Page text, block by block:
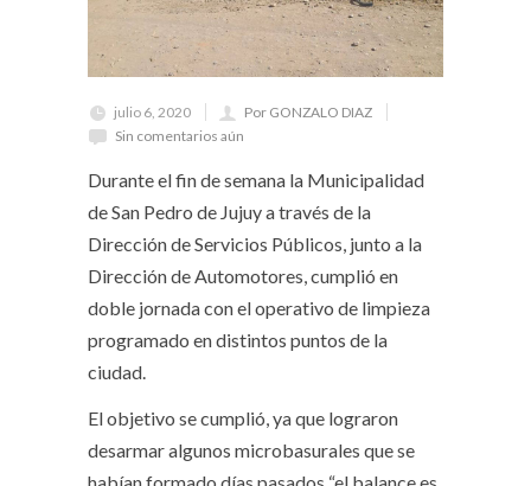
julio 6, 2020
Por GONZALO DIAZ
Sin comentarios aún
Durante el fin de semana la Municipalidad
de San Pedro de Jujuy a través de la
Dirección de Servicios Públicos, junto a la
Dirección de Automotores, cumplió en
doble jornada con el operativo de limpieza
programado en distintos puntos de la
ciudad.
El objetivo se cumplió, ya que lograron
desarmar algunos microbasurales que se